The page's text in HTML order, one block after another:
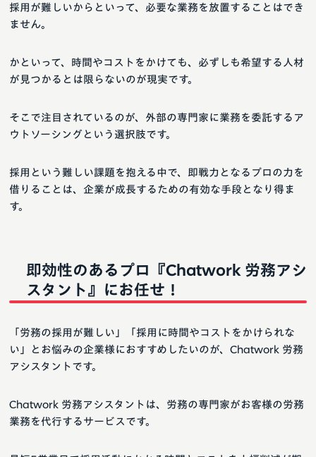
採用が難しいからといって、必要な業務を放置することはでき
ません。
かといって、時間やコストをかけても、必ずしも希望する人材
が見つかるとは限らないのが現実です。
そこで注目されているのが、外部の専門家に業務を委託するア
ウトソーシングという選択肢です。
採用という難しい課題を抱える中で、即戦力となるプロの力を
借りることは、企業が成長するための有効な手段となり得ま
す。
即効性のあるプロ『Chatwork 労務アシ
スタント』にお任せ！
「労務の採用が難しい」「採用に時間やコストをかけられな
い」とお悩みの企業様におすすめしたいのが、Chatwork 労務
アシスタントです。
Chatwork 労務アシスタントは、労務の専門家がお客様の労務
業務を代行するサービスです。